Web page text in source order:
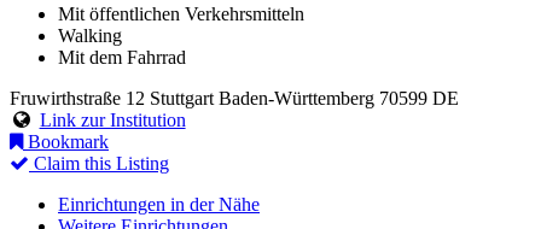
Mit öffentlichen Verkehrsmitteln
Walking
Mit dem Fahrrad
Fruwirthstraße 12 Stuttgart Baden-Württemberg 70599 DE
Link zur Institution
Bookmark
Claim this Listing
Einrichtungen in der Nähe